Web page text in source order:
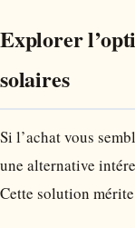
Explorer
solaires
Si l’achat vous
une alternative
Cette solution mérite